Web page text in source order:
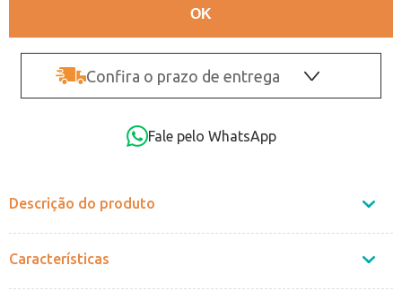
Confira o prazo de entrega
Fale pelo WhatsApp
Descrição do produto
Características